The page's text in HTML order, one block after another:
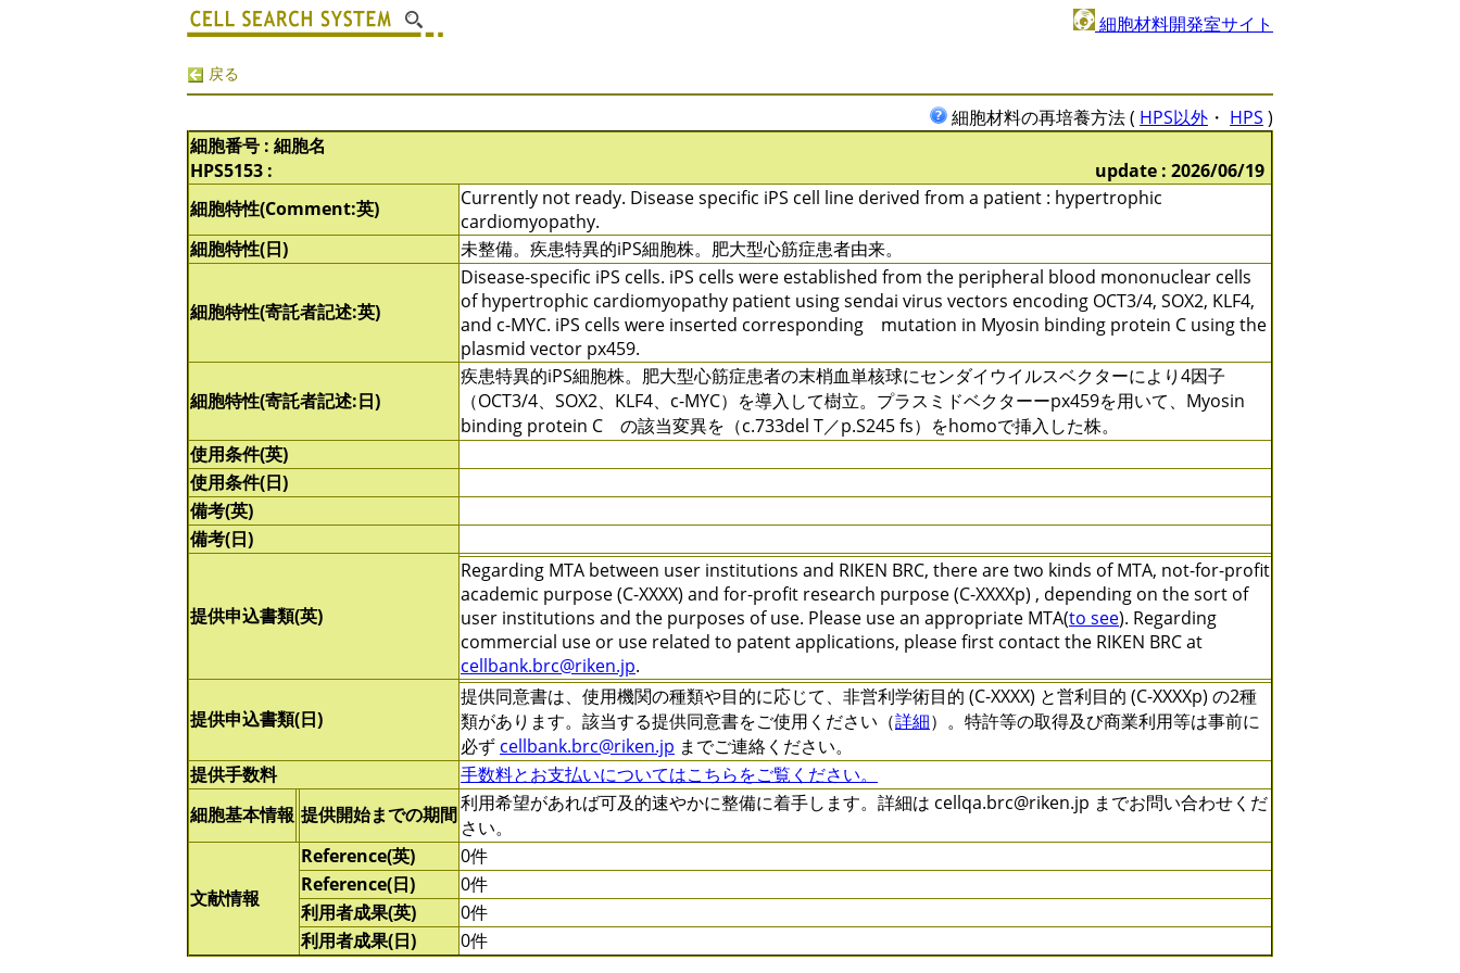
細胞材料開発室サイト
戻る
細胞材料の再培養方法 ( HPS以外 ・ HPS )
細胞番号 : 細胞名
HPS5153 :
update : 2026/06/19
細胞特性(Comment:英)
Currently not ready. Disease specific iPS cell line derived from a patient : hypertrophic
cardiomyopathy.
細胞特性(日)
未整備。疾患特異的iPS細胞株。肥大型心筋症患者由来。
細胞特性(寄託者記述:英)
Disease-specific iPS cells. iPS cells were established from the peripheral blood mononuclear cells
of hypertrophic cardiomyopathy patient using sendai virus vectors encoding OCT3/4, SOX2, KLF4,
and c-MYC. iPS cells were inserted corresponding mutation in Myosin binding protein C using the
plasmid vector px459.
細胞特性(寄託者記述:日)
疾患特異的iPS細胞株。肥大型心筋症患者の末梢血単核球にセンダイウイルスベクターにより4因子
（OCT3/4、SOX2、KLF4、c-MYC）を導入して樹立。プラスミドベクターーpx459を用いて、Myosin
binding protein C の該当変異を（c.733del T／p.S245 fs）をhomoで挿入した株。
使用条件(英)
使用条件(日)
備考(英)
備考(日)
提供申込書類(英)
Regarding MTA between user institutions and RIKEN BRC, there are two kinds of MTA, not-for-profit
academic purpose (C-XXXX) and for-profit research purpose (C-XXXXp) , depending on the sort of
user institutions and the purposes of use. Please use an appropriate MTA(to see). Regarding
commercial use or use related to patent applications, please first contact the RIKEN BRC at
cellbank.brc@riken.jp.
提供申込書類(日)
提供同意書は、使用機関の種類や目的に応じて、非営利学術目的 (C-XXXX) と営利目的 (C-XXXXp) の2種
類があります。該当する提供同意書をご使用ください（詳細）。特許等の取得及び商業利用等は事前に
必ず cellbank.brc@riken.jp までご連絡ください。
提供手数料
手数料とお支払いについてはこちらをご覧ください。
細胞基本情報 提供開始までの期間利用希望があれば可及的速やかに整備に着手します。詳細は cellqa.brc@riken.jp までお問い合わせくだ
さい。
文献情報
Reference(英)
0件
Reference(日)
0件
利用者成果(英)
0件
利用者成果(日)
0件